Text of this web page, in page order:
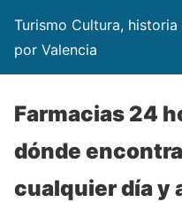
Turismo Cultura,
por Valencia
Farmacias 24
dónde
cualquier día y